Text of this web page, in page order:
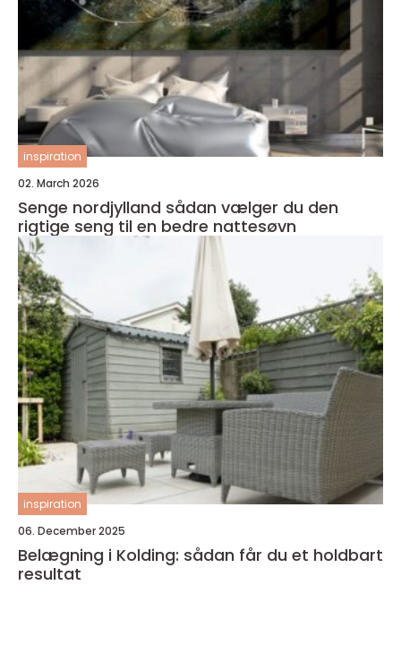
inspiration
02. March 2026
Senge nordjylland sådan vælger du den
rigtige seng til en bedre nattesøvn
inspiration
06. December 2025
Belægning i Kolding: sådan får du et holdbart
resultat